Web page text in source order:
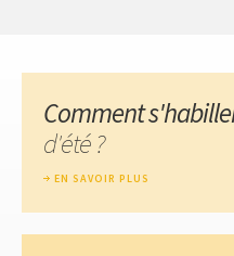
Comment
d'été ?
EN SAVOIR PLUS